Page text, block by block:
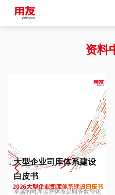
Europe
Hungary
资料
大型企业司库体系建设
白皮书
卓越的司库运营体系是财务数智化